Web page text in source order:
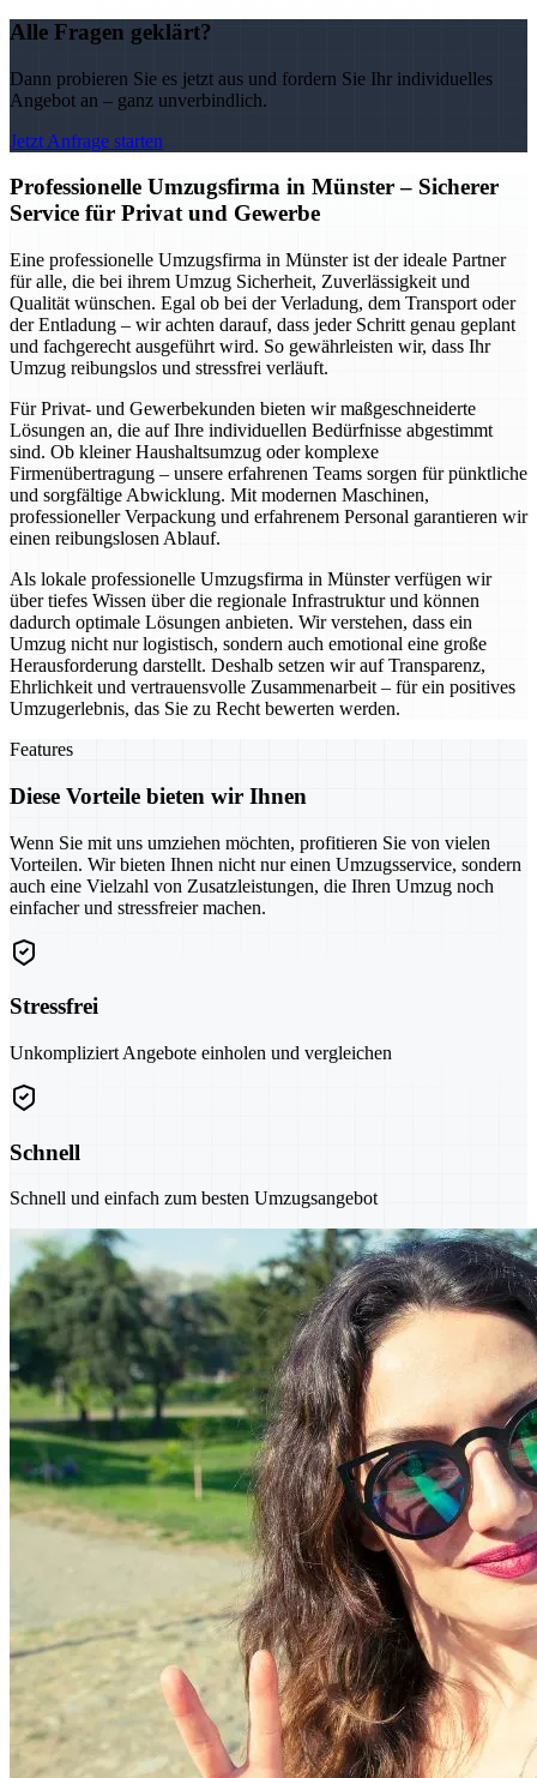
Alle Fragen geklärt?
Dann probieren Sie es jetzt aus und fordern Sie Ihr individuelles
Angebot an – ganz unverbindlich.
Jetzt Anfrage starten
Professionelle Umzugsfirma in Münster – Sicherer
Service für Privat und Gewerbe
Eine professionelle Umzugsfirma in Münster ist der ideale Partner
für alle, die bei ihrem Umzug Sicherheit, Zuverlässigkeit und
Qualität wünschen. Egal ob bei der Verladung, dem Transport oder
der Entladung – wir achten darauf, dass jeder Schritt genau geplant
und fachgerecht ausgeführt wird. So gewährleisten wir, dass Ihr
Umzug reibungslos und stressfrei verläuft.
Für Privat- und Gewerbekunden bieten wir maßgeschneiderte
Lösungen an, die auf Ihre individuellen Bedürfnisse abgestimmt
sind. Ob kleiner Haushaltsumzug oder komplexe
Firmenübertragung – unsere erfahrenen Teams sorgen für pünktliche
und sorgfältige Abwicklung. Mit modernen Maschinen,
professioneller Verpackung und erfahrenem Personal garantieren wir
einen reibungslosen Ablauf.
Als lokale professionelle Umzugsfirma in Münster verfügen wir
über tiefes Wissen über die regionale Infrastruktur und können
dadurch optimale Lösungen anbieten. Wir verstehen, dass ein
Umzug nicht nur logistisch, sondern auch emotional eine große
Herausforderung darstellt. Deshalb setzen wir auf Transparenz,
Ehrlichkeit und vertrauensvolle Zusammenarbeit – für ein positives
Umzugerlebnis, das Sie zu Recht bewerten werden.
Features
Diese Vorteile bieten wir Ihnen
Wenn Sie mit uns umziehen möchten, profitieren Sie von vielen
Vorteilen. Wir bieten Ihnen nicht nur einen Umzugsservice, sondern
auch eine Vielzahl von Zusatzleistungen, die Ihren Umzug noch
einfacher und stressfreier machen.
Stressfrei
Unkompliziert Angebote einholen und vergleichen
Schnell
Schnell und einfach zum besten Umzugsangebot